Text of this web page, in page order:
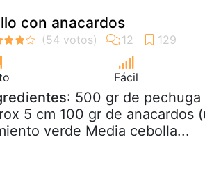
con anacardos
Fácil
: 500 gr de
5 cm 100 gr de anacardos
verde Media cebolla...